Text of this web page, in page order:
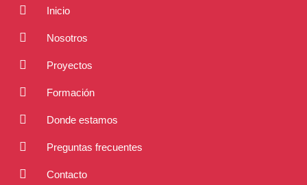
Inicio
Nosotros
Proyectos
Formación
Donde estamos
Preguntas frecuentes
Contacto